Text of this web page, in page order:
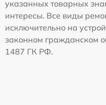
указанных товарных
интересы. Все виды
исключительно на
законном гражданском
1487 ГК РФ.